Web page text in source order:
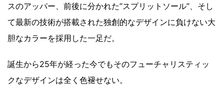
スのアッパー、前後に分かれた”スプリットソール”、そし
て最新の技術が搭載された独創的なデザインに負けない大
胆なカラーを採用した一足だ。
誕生から25年が経った今でもそのフューチャリスティッ
クなデザインは全く色褪せない。